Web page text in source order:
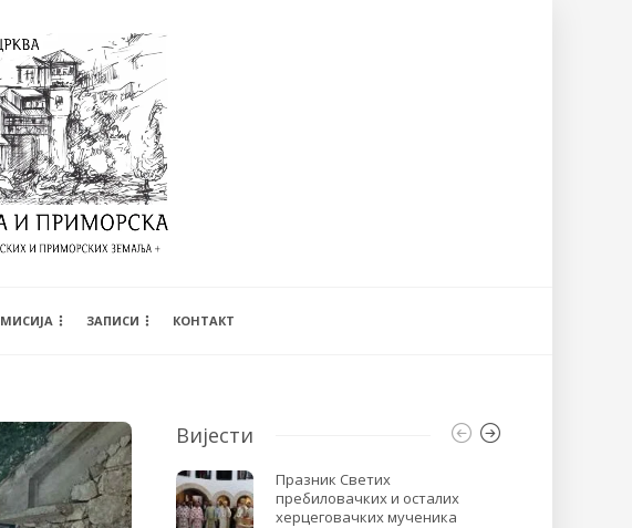
МИСИЈА ЗАПИСИ КОНТАКТ
Вијести
Празник Светих
пребиловачких и осталих
херцеговачких мученика